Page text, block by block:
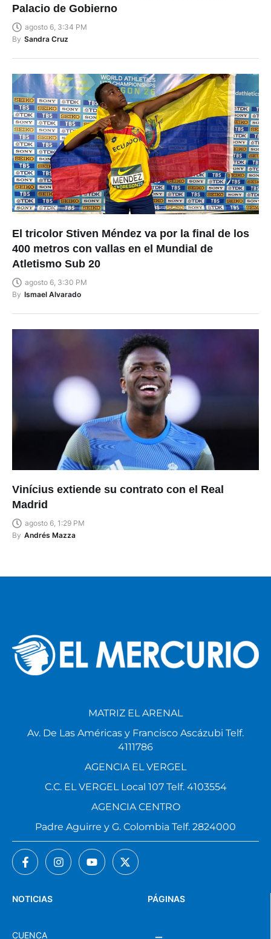
Palacio de Gobierno
agosto 6, 3:34 PM
By Sandra Cruz
El tricolor Stiven Méndez va por la final de los
400 metros con vallas en el Mundial de
Atletismo Sub 20
agosto 6, 3:30 PM
By Ismael Alvarado
Vinícius extiende su contrato con el Real
Madrid
agosto 6, 1:29 PM
By Andrés Mazza
PÁGINAS
NOTICIAS
CUENCA
MATRIZ EL ARENAL
Av. De Las Américas y Francisco Ascázubi Telf.
4111786
AGENCIA EL VERGEL
C.C. EL VERGEL Local 107 Telf. 4103554
AGENCIA CENTRO
Padre Aguirre y G. Colombia Telf. 2824000